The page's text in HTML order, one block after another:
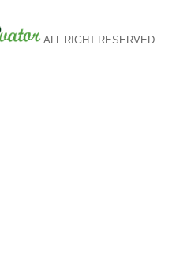
ALL RIGHT RESERVED